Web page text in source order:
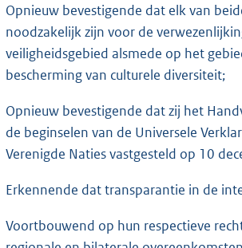
Opnieuw bevestigende dat elk van
noodzakelijk zijn voor de
veiligheidsgebied alsmede op het
bescherming van culturele diversiteit;
Opnieuw bevestigende dat zij het
de beginselen van de Universele
Verenigde Naties vastgesteld op 10
Erkennende dat transparantie in de
Voortbouwend op hun respectieve